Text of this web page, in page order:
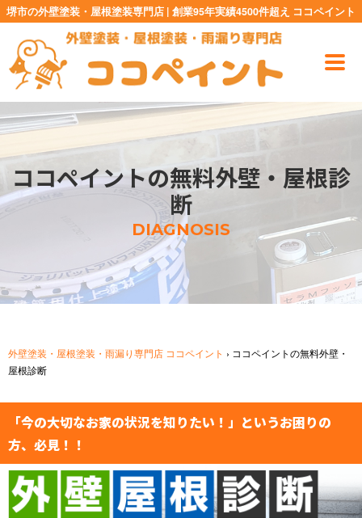
堺市の外壁塗装・屋根塗装専門店 | 創業95年実績4500件超え ココペイント
ココペイントの無料外壁・屋根診
断
DIAGNOSIS
外壁塗装・屋根塗装・雨漏り専門店 ココペイント › ココペイントの無料外壁・
屋根診断
「今の大切なお家の状況を知りたい！」というお困りの
方、必見！！